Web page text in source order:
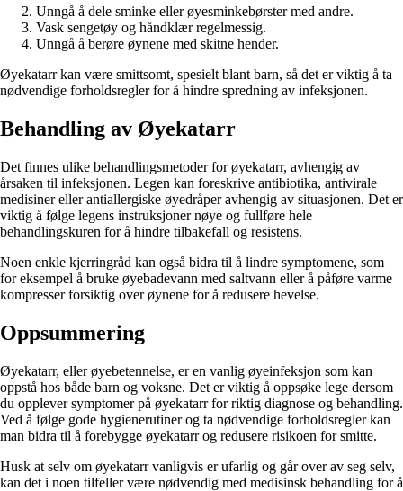
Unngå å dele sminke eller øyesminkebørster med andre.
Vask sengetøy og håndklær regelmessig.
Unngå å berøre øynene med skitne hender.
Øyekatarr kan være smittsomt, spesielt blant barn, så det er viktig å ta
nødvendige forholdsregler for å hindre spredning av infeksjonen.
Behandling av Øyekatarr
Det finnes ulike behandlingsmetoder for øyekatarr, avhengig av
årsaken til infeksjonen. Legen kan foreskrive antibiotika, antivirale
medisiner eller antiallergiske øyedråper avhengig av situasjonen. Det er
viktig å følge legens instruksjoner nøye og fullføre hele
behandlingskuren for å hindre tilbakefall og resistens.
Noen enkle kjerringråd kan også bidra til å lindre symptomene, som
for eksempel å bruke øyebadevann med saltvann eller å påføre varme
kompresser forsiktig over øynene for å redusere hevelse.
Oppsummering
Øyekatarr, eller øyebetennelse, er en vanlig øyeinfeksjon som kan
oppstå hos både barn og voksne. Det er viktig å oppsøke lege dersom
du opplever symptomer på øyekatarr for riktig diagnose og behandling.
Ved å følge gode hygienerutiner og ta nødvendige forholdsregler kan
man bidra til å forebygge øyekatarr og redusere risikoen for smitte.
Husk at selv om øyekatarr vanligvis er ufarlig og går over av seg selv,
kan det i noen tilfeller være nødvendig med medisinsk behandling for å